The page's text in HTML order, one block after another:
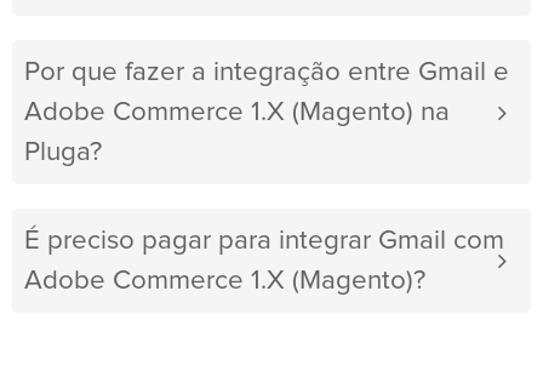
Por que fazer a integração entre Gmail e
Adobe Commerce 1.X (Magento) na
Pluga?
É preciso pagar para integrar Gmail com
Adobe Commerce 1.X (Magento)?